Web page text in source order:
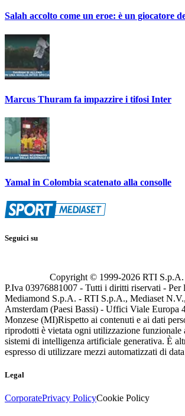
Salah accolto come un eroe: è un giocatore
Marcus Thuram fa impazzire i tifosi Inter
Yamal in Colombia scatenato alla consolle
Seguici su
Copyright © 1999-2026 RTI
P.Iva 03976881007 - Tutti i diritti riservati - Per
Mediamond S.p.A. - RTI S.p.A., Mediaset
Amsterdam (Paesi Bassi) - Uffici Viale Europa
Monzese (MI)Rispetto ai contenuti e ai dati
riprodotti è vietata ogni utilizzazione funzionale
sistemi di intelligenza artificiale generativa. È
espresso di utilizzare mezzi automatizzati di
Legal
CorporatePrivacy PolicyCookie Policy